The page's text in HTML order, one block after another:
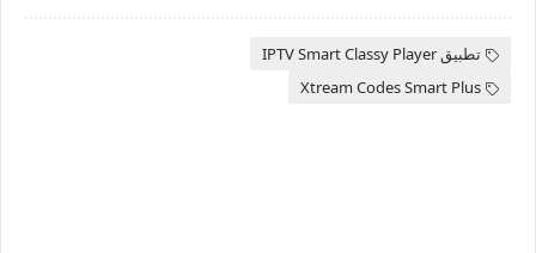
تطبيق IPTV Smart Classy Player
Xtream Codes Smart Plus